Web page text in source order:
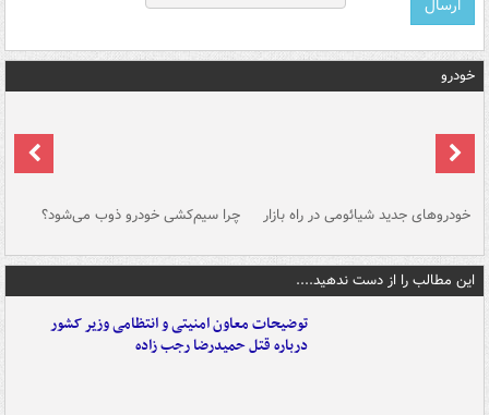
خودرو
خودروهای جدید شیائومی در راه بازار چرا سیم‌کشی خودرو ذوب می‌شود؟
این مطالب را از دست ندهید....
توضیحات معاون امنیتی و انتظامی وزیر کشور
درباره قتل حمیدرضا رجب زاده